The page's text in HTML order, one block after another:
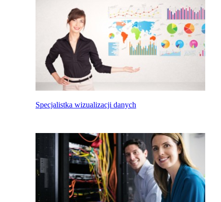
Specjalistka wizualizacji danych